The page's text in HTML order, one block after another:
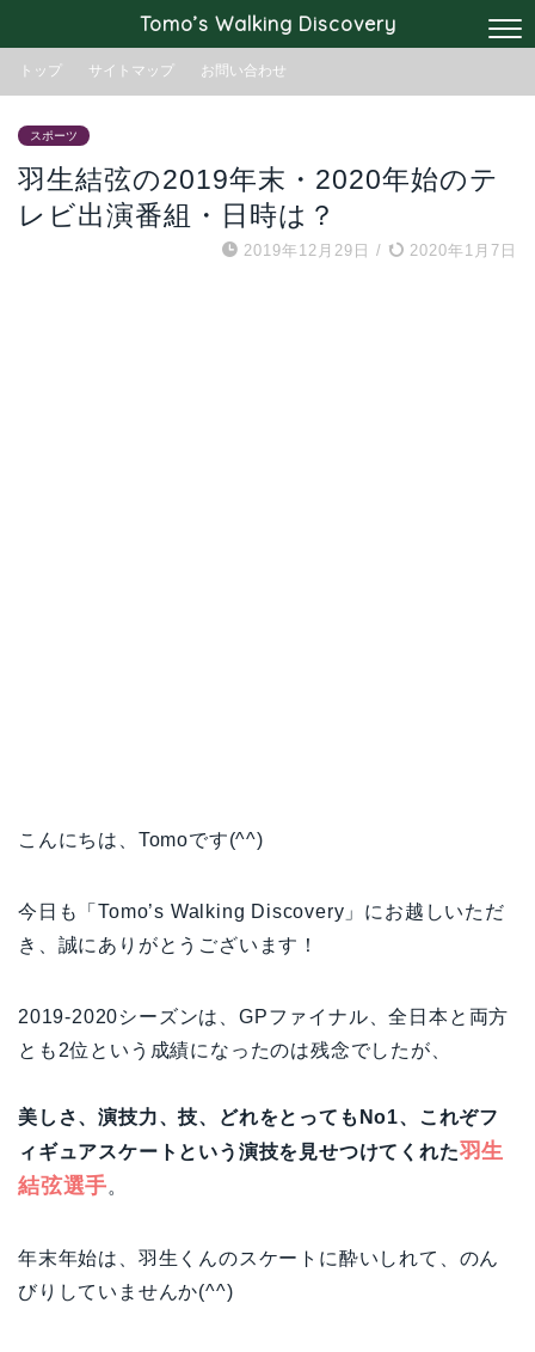
Tomo’s Walking Discovery
トップ サイトマップ お問い合わせ
スポーツ
羽生結弦の2019年末・2020年始のテ
レビ出演番組・日時は？
2019年12月29日 / 2020年1月7日
こんにちは、Tomoです(^^)
今日も「Tomo’s Walking Discovery」にお越しいただ
き、誠にありがとうございます！
2019-2020シーズンは、GPファイナル、全日本と両方
とも2位という成績になったのは残念でしたが、
美しさ、演技力、技、どれをとってもNo1、これぞフ
ィギュアスケートという演技を見せつけてくれた羽生
結弦選手。
年末年始は、羽生くんのスケートに酔いしれて、のん
びりしていませんか(^^)